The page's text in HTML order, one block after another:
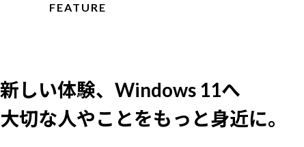
FEATURE
新しい体験、Windows 11へ
大切な人やことをもっと身近に。